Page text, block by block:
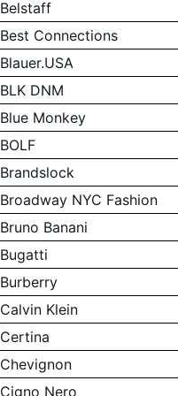
Belstaff
Best Connections
Blauer.USA
BLK DNM
Blue Monkey
BOLF
Brandslock
Broadway NYC Fashion
Bruno Banani
Bugatti
Burberry
Calvin Klein
Certina
Chevignon
Cigno Nero